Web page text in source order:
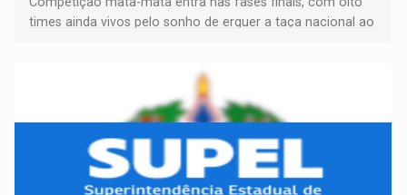
times ainda vivos pelo sonho de erguer a taça nacional ao